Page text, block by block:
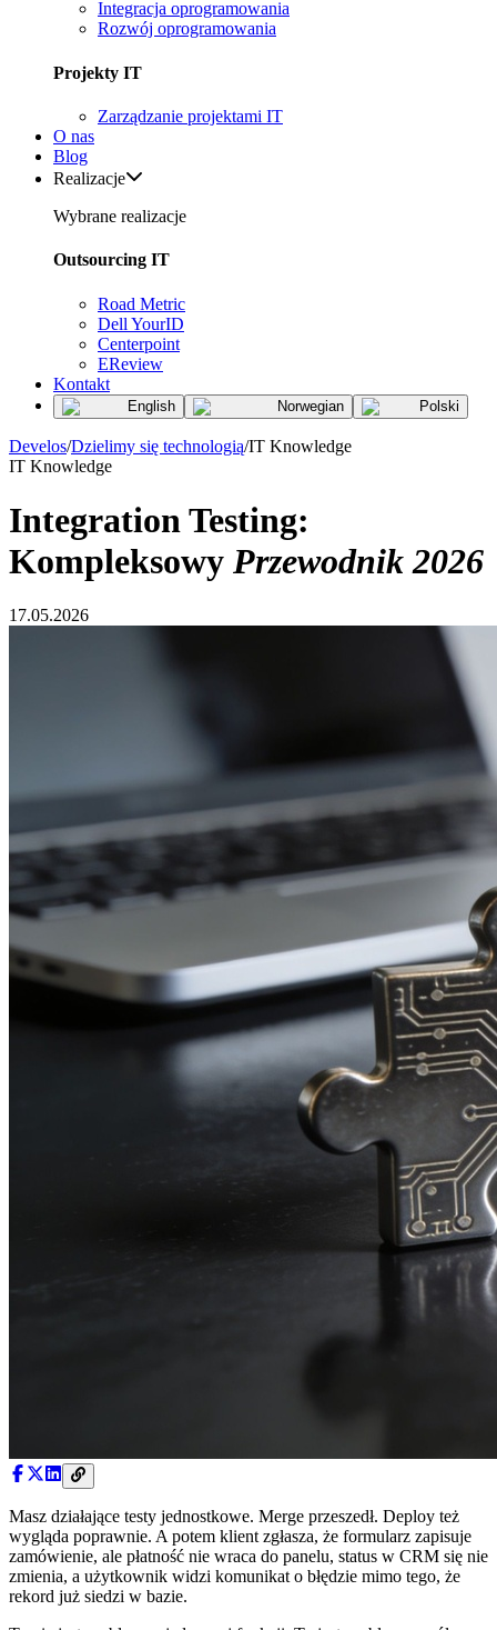
Integracja oprogramowania
Rozwój oprogramowania
Projekty IT
Zarządzanie projektami IT
O nas
Blog
Realizacje
Wybrane realizacje
Outsourcing IT
Road Metric
Dell YourID
Centerpoint
EReview
Kontakt
English Norwegian Polski
Develos/Dzielimy się technologią/IT Knowledge
IT Knowledge
Integration Testing:
Kompleksowy Przewodnik 2026
17.05.2026
Masz działające testy jednostkowe. Merge przeszedł. Deploy też
wygląda poprawnie. A potem klient zgłasza, że formularz zapisuje
zamówienie, ale płatność nie wraca do panelu, status w CRM się nie
zmienia, a użytkownik widzi komunikat o błędzie mimo tego, że
rekord już siedzi w bazie.